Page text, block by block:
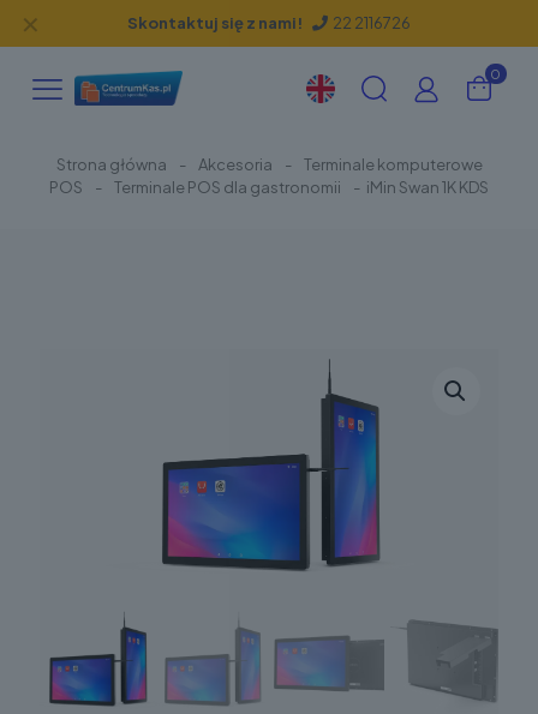
Skontaktuj się z nami! 22 2116726
✕
0
Strona główna - Akcesoria -
Terminale komputerowe
POS
- Terminale POS dla gastronomii - iMin Swan 1K KDS